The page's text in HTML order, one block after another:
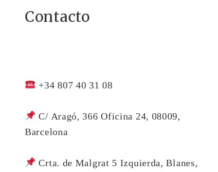
Contacto
+34 807 40 31 08
C/ Aragó, 366 Oficina 24, 08009,
Barcelona
Crta. de Malgrat 5 Izquierda, Blanes,